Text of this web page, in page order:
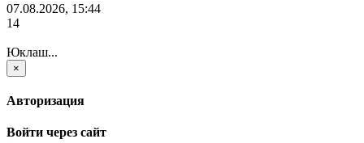
07.08.2026, 15:44
14
Юклаш...
×
Авторизация
Войти через сайт